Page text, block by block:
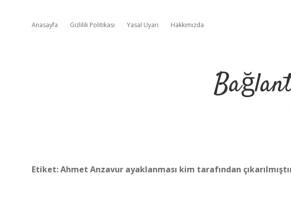
Anasayfa Gizlilik Politikası Yasal Uyarı Hakkımızda
Etiket:Ahmet Anzavur ayaklanması kim tarafından